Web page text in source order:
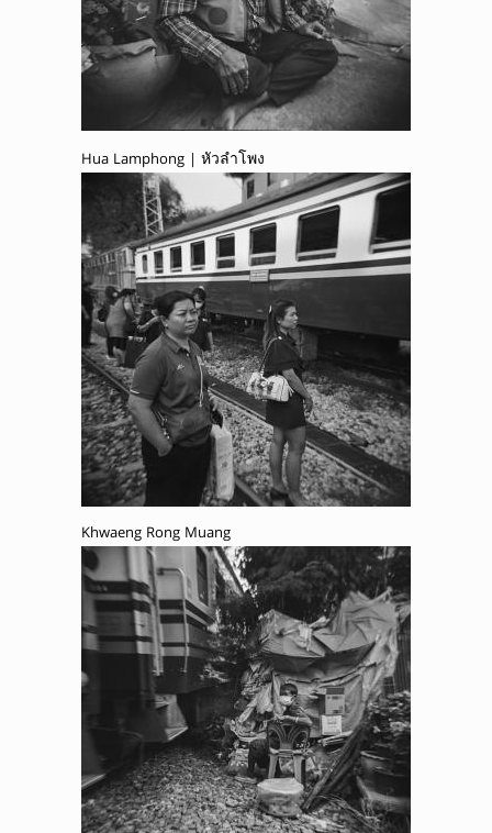
Hua Lamphong | หัวลำโพง
Khwaeng Rong Muang